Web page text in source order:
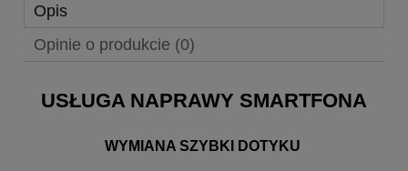
Opis
Opinie o produkcie (0)
USŁUGA NAPRAWY SMARTFONA
WYMIANA SZYBKI DOTYKU